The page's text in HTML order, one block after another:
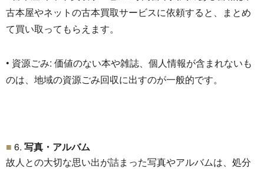
古本屋やネットの古本買取サービスに依頼すると、
まとめ
て買い取ってもらえます。
• 資源ごみ: 価値のない本や雑誌、個人情報が含まれないも
のは、 地域の資源ごみ回収に出すのが一般的です。
6. 写真・アルバム
故人との大切な思い出が詰まった写真やアルバムは、 処分